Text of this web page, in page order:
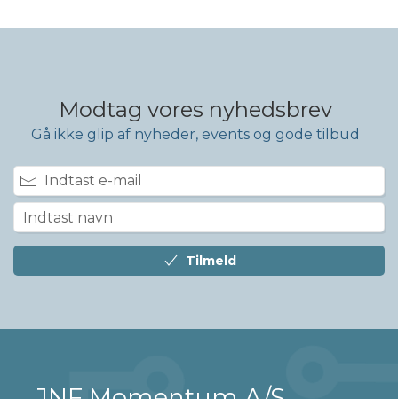
Modtag vores nyhedsbrev
Gå ikke glip af nyheder, events og gode tilbud
Tilmeld